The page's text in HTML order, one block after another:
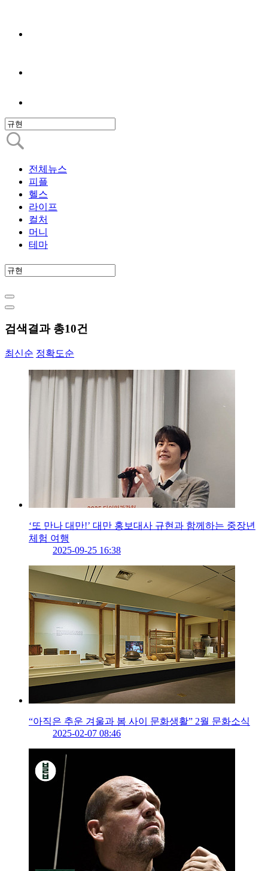
전체뉴스
피플
헬스
라이프
컬처
머니
테마
검색결과 총10건
최신순 정확도순
‘또 만나 대만!’ 대만 홍보대사 규현과 함께하는 중장년
체험 여행
2025-09-25 16:38
“아직은 추운 겨울과 봄 사이 문화생활” 2월 문화소식
2025-02-07 08:46